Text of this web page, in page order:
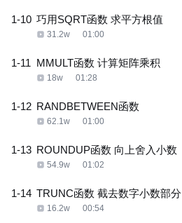
1-10 巧用SQRT函数 求平方根值
31.2w 01:00
1-11 MMULT函数 计算矩阵乘积
18w 01:28
1-12 RANDBETWEEN函数
62.1w 01:00
1-13 ROUNDUP函数 向上舍入小数
54.9w 01:02
1-14 TRUNC函数 截去数字小数部分
16.2w 00:54